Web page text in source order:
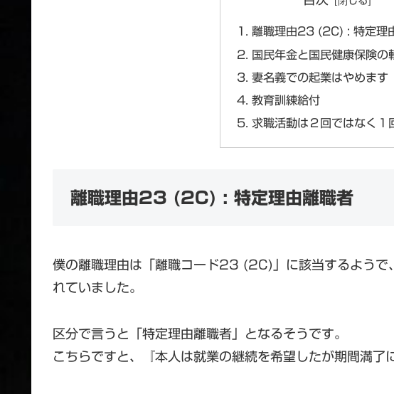
離職理由23 (2C) : 特定理
国民年金と国民健康保険の
妻名義での起業はやめます
教育訓練給付
求職活動は２回ではなく１
離職理由23 (2C) : 特定理由離職者
僕の離職理由は「離職コード23 (2C)」に該当するようで
れていました。
区分で言うと「特定理由離職者」となるそうです。
こちらですと、『本人は就業の継続を希望したが期間満了